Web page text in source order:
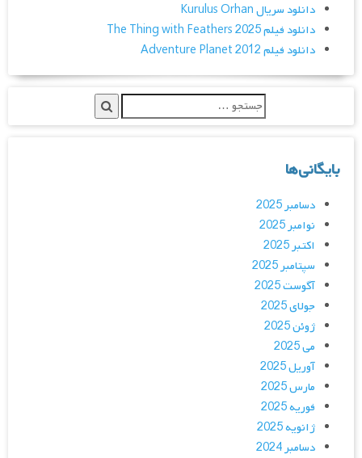
دانلود سریال Kurulus Orhan
دانلود فیلم The Thing with Feathers 2025
دانلود فیلم Adventure Planet 2012
بایگانی‌ها
دسامبر 2025
نوامبر 2025
اکتبر 2025
سپتامبر 2025
آگوست 2025
جولای 2025
ژوئن 2025
می 2025
آوریل 2025
مارس 2025
فوریه 2025
ژانویه 2025
دسامبر 2024